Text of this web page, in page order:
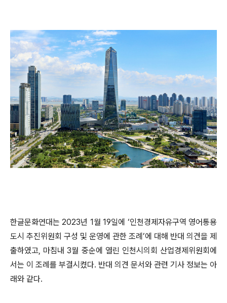
한글문화연대는 2023년 1월 19일에 ‘인천경제자유구역 영어통용
도시 추진위원회 구성 및 운영에 관한 조례’에 대해 반대 의견을 제
출하였고, 마침내 3월 중순에 열린 인천시의회 산업경제위원회에
서는 이 조례를 부결시켰다. 반대 의견 문서와 관련 기사 정보는 아
래와 같다.